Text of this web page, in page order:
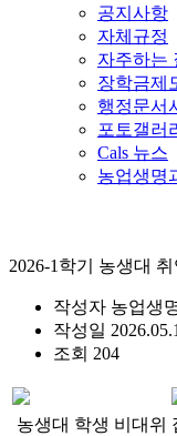
공지사항
자체규정
자주하는
장학금제
행정문서
포토갤러
Cals 뉴스
농업생명
2026-1학기 농생대
작성자 농업생
작성일
조회 204
농생대 학생 비대위